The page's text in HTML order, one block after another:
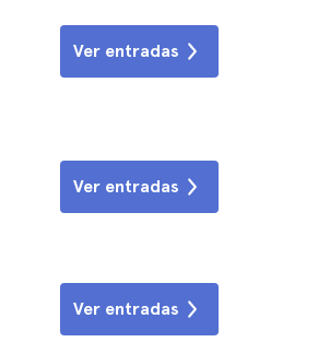
Ver entradas
Ver entradas
Ver entradas